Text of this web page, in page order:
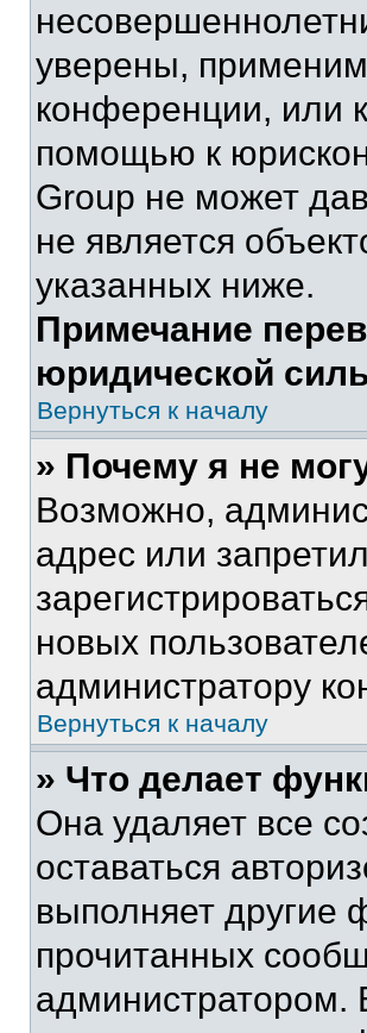
уверены,
конференции, или
помощью к
Group не может
не является
указанных ниже.
Примечание
юридической
Вернуться к началу
» Почему я не
Возможно,
адрес или
новых
администратору
Вернуться к началу
» Что делает
Она удаляет все
оставаться
выполняет другие
прочитанных
администратором.